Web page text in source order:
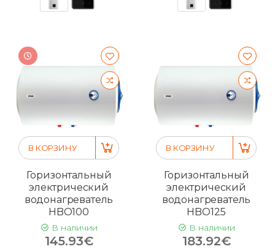
В КОРЗИНУ
Горизонтальный
электрический
водонагреватель
HBO100
В наличии
145.93€
В КОРЗИНУ
Горизонтальный
электрический
водонагреватель
HBO125
В наличии
183.92€